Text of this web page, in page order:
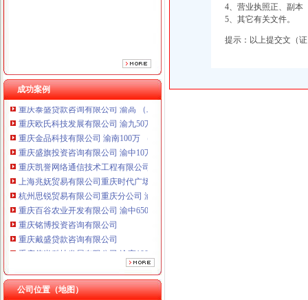
成功案例
重庆伟尚科技发展有限公司 渝高100万 （工商注册）
重庆泰盛贷款咨询有限公司 渝高 （工商注册）
重庆欧氏科技发展有限公司 渝九50万 （进出口权）
重庆金品科技有限公司 渝南100万 （进出口权）
重庆盛旗投资咨询有限公司 渝中10万 （工商注册）
重庆凯誉网络通信技术工程有限公司渝中分公司 （工商注册）
上海兆妩贸易有限公司重庆时代广场分公司 渝中 （工商注册）
杭州思锐贸易有限公司重庆分公司 渝中 （工商注册）
重庆百谷农业开发有限公司 渝中650万 （注册）
重庆铭博投资咨询有限公司
重庆戴盛贷款咨询有限公司
重庆伟尚科技发展有限公司 渝高100万 （工商注册）
重庆泰盛贷款咨询有限公司 渝高 （工商注册）
重庆欧氏科技发展有限公司 渝九50万 （进出口权）
重庆金品科技有限公司 渝南100万 （进出口权）
公司位置（地图）
工商动态
渝北局重庆代办公司切实加食品安全监管
4、营业执照正、副本
5、其它有关文件。
提示：以上提交文（